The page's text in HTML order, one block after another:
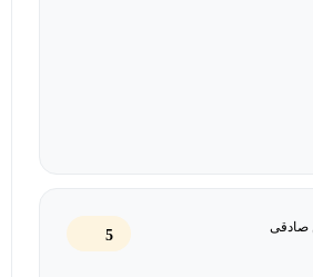
صادقی
5